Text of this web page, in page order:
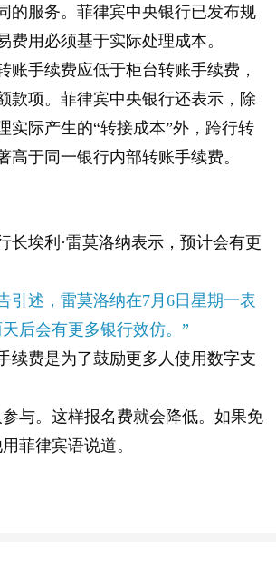
的服务。菲律宾中央银行已发布规
费用必须基于实际处理成本。
账手续费应低于柜台转账手续费，
款项。菲律宾中央银行还表示，除
实际产生的“转接成本”外，跨行转
高于同一银行内部转账手续费。
长埃利·雷莫洛纳表示，预计会有更
引述，雷莫洛纳在7月6日星期一表
后会有更多银行效仿。”
续费是为了鼓励更多人使用数字支
与。这样报名费就会降低。如果免
菲律宾语说道。